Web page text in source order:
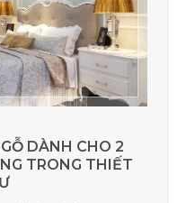
DÀNH CHO 2
TRONG THIẾT